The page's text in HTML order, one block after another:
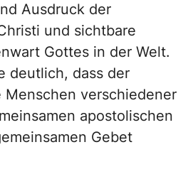
Ausdruck der
und sichtbare
Gottes in der Welt.
deutlich, dass der
Menschen verschiedener
apostolischen
Gebet